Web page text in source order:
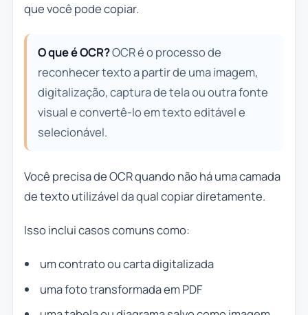
que você pode copiar.
O que é OCR?OCR é o processo de
reconhecer texto a partir de uma imagem,
digitalização, captura de tela ou outra fonte
visual e convertê-lo em texto editável e
selecionável.
Você precisa de OCR quando não há uma camada
de texto utilizável da qual copiar diretamente.
Isso inclui casos comuns como:
um contrato ou carta digitalizada
uma foto transformada em PDF